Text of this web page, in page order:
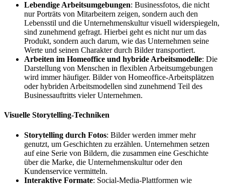
Lebendige Arbeitsumgebungen: Businessfotos, die nicht
nur Porträts von Mitarbeitern zeigen, sondern auch den
Lebensstil und die Unternehmenskultur visuell widerspiegeln,
sind zunehmend gefragt. Hierbei geht es nicht nur um das
Produkt, sondern auch darum, wie das Unternehmen seine
Werte und seinen Charakter durch Bilder transportiert.
Arbeiten im Homeoffice und hybride Arbeitsmodelle: Die
Darstellung von Menschen in flexiblen Arbeitsumgebungen
wird immer häufiger. Bilder von Homeoffice-Arbeitsplätzen
oder hybriden Arbeitsmodellen sind zunehmend Teil des
Businessauftritts vieler Unternehmen.
Visuelle Storytelling-Techniken
Storytelling durch Fotos: Bilder werden immer mehr
genutzt, um Geschichten zu erzählen. Unternehmen setzen
auf eine Serie von Bildern, die zusammen eine Geschichte
über die Marke, die Unternehmenskultur oder den
Kundenservice vermitteln.
Interaktive Formate: Social-Media-Plattformen wie